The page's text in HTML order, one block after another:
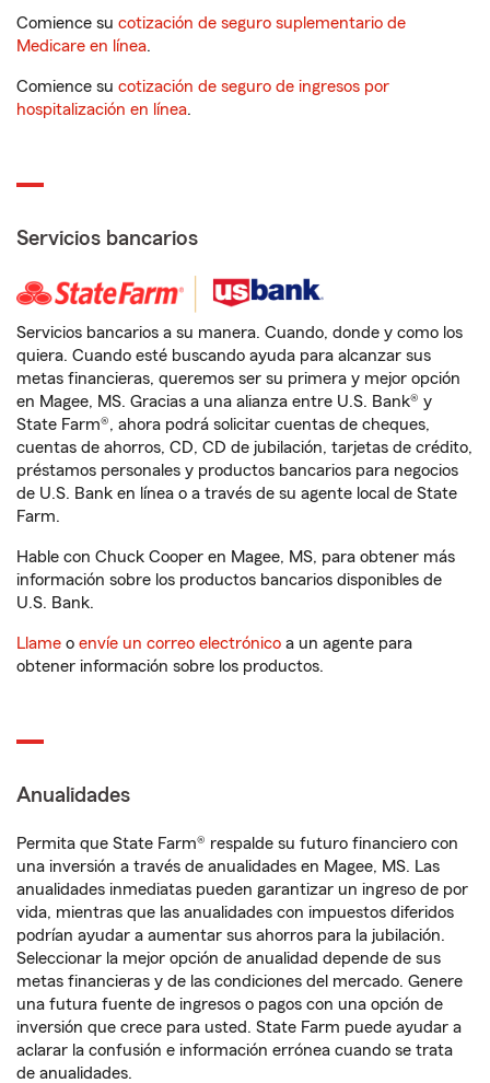
Comience su cotización de seguro suplementario de
Medicare en línea.
Comience su cotización de seguro de ingresos por
hospitalización en línea.
Servicios bancarios
Servicios bancarios a su manera. Cuando, donde y como los
quiera. Cuando esté buscando ayuda para alcanzar sus
metas financieras, queremos ser su primera y mejor opción
en Magee, MS. Gracias a una alianza entre U.S. Bank® y
State Farm®, ahora podrá solicitar cuentas de cheques,
cuentas de ahorros, CD, CD de jubilación, tarjetas de crédito,
préstamos personales y productos bancarios para negocios
de U.S. Bank en línea o a través de su agente local de State
Farm.
Hable con Chuck Cooper en Magee, MS, para obtener más
información sobre los productos bancarios disponibles de
U.S. Bank.
Llame o envíe un correo electrónico a un agente para
obtener información sobre los productos.
Anualidades
Permita que State Farm® respalde su futuro financiero con
una inversión a través de anualidades en Magee, MS. Las
anualidades inmediatas pueden garantizar un ingreso de por
vida, mientras que las anualidades con impuestos diferidos
podrían ayudar a aumentar sus ahorros para la jubilación.
Seleccionar la mejor opción de anualidad depende de sus
metas financieras y de las condiciones del mercado. Genere
una futura fuente de ingresos o pagos con una opción de
inversión que crece para usted. State Farm puede ayudar a
aclarar la confusión e información errónea cuando se trata
de anualidades.